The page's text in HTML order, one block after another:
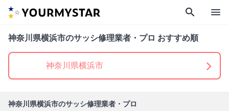
search menu
神奈川県横浜市のサッシ修理業者・プロ おすすめ順
神奈川県横浜市
神奈川県横浜市のサッシ修理業者・プロ